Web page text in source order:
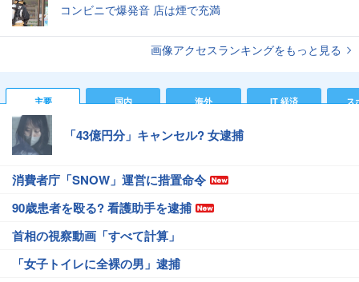
コンビニで爆発音 店は煙で充満
画像アクセスランキングをもっと見る
主要 国内 海外 IT 経済 ス
「43億円分」キャンセル? 女逮捕
消費者庁「SNOW」運営に措置命令
90歳患者を殴る? 看護助手を逮捕
首相の視察動画「すべて計算」
「女子トイレに全裸の男」逮捕